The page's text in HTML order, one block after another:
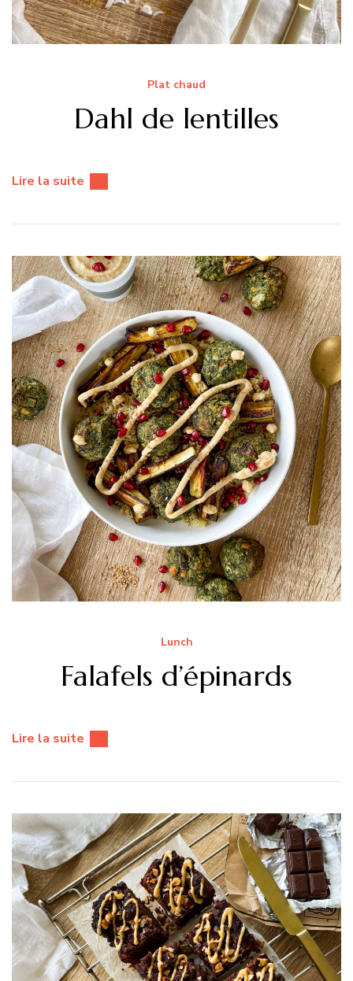
Plat chaud
Dahl de lentilles
Lire la suite
Lunch
Falafels d’épinards
Lire la suite